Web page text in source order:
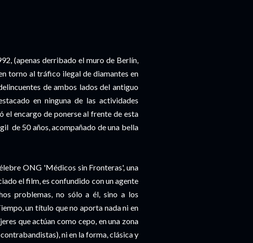
(apenas derribado el muro de Berlín,
torno al tráfico ilegal de diamantes en
de ambos lados del antiguo
en ninguna de las actividades
encargo de ponerse al frente de esta
de 50 años, acompañado de una bella
ONG 'Médicos sin Fronteras', una
el film, es confundido con un agente
problemas, no sólo a él, sino a los
un título que no aporta nada ni en
que actúan como cepo, en una zona
ni en la forma, clásica y